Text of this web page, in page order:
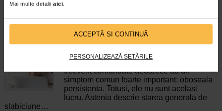
Mai multe detalii aici.
ACCEPTĂ SI CONTINUĂ
PERSONALIZEAZĂ SETĂRILE
ARTICOLE RECOMANDATE
Astenie sau anemie? Cum sa le diferentiati
Boli ale sistemului respirator
Astenia si anemia sunt doua conditii
frecvent confundate deoarece au un
simptom comun foarte important: oboseala
persistenta. Totusi, ele nu sunt acelasi
lucru. Astenia descrie starea generala de
slabiciune…